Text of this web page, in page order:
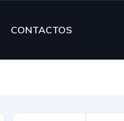
CONTACTOS